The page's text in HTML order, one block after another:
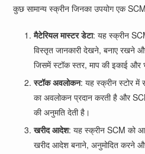
कुछ सामान्य स्क्रीन जिनका उपयोग एक
मैटेरियल मास्टर डेटा: यह स्क्रीन
विस्तृत जानकारी देखने, बनाए रखने
जिसमें स्टॉक स्तर, माप की इकाई और
स्टॉक अवलोकन: यह स्क्रीन स्टोर में
का अवलोकन प्रदान करती है और
की अनुमति देती है।
खरीद आदेश: यह स्क्रीन SCM को
खरीद आदेश बनाने, अनुमोदित करने